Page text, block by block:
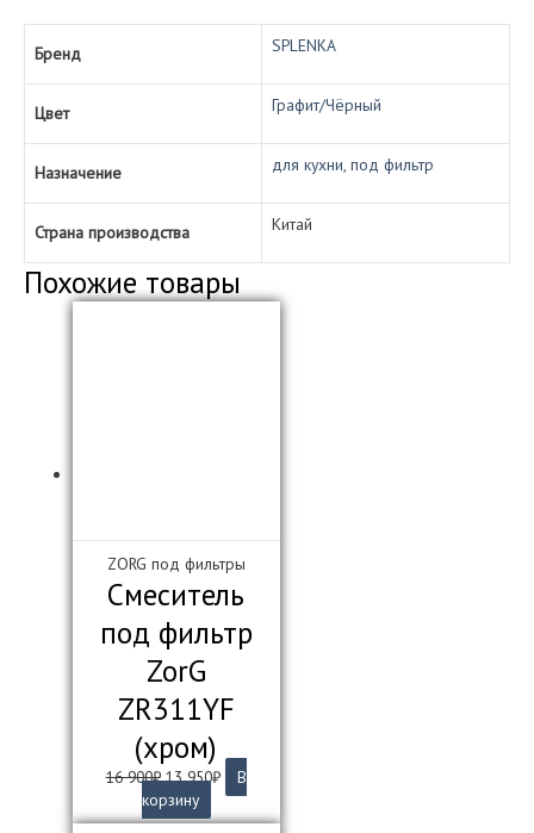
гибким
изливом
(графит/
чёрный)
Бренд SPLENKA
Цвет Графит/Чёрный
Назначение для кухни, под фильтр
Страна производства Китай
Похожие товары
ZORG под фильтры
Смеситель
под фильтр
ZorG
ZR311YF
(хром)
16 900₽Первоначальная
цена
составляла
13 950₽Текущая
цена:
13
В
корзину